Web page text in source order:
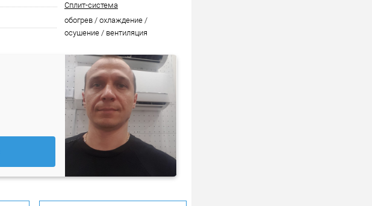
Сплит-система
обогрев / охлаждение /
осушение / вентиляция